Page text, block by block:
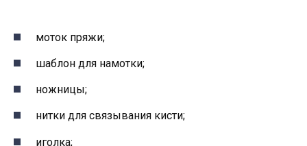
моток пряжи;
шаблон для намотки;
ножницы;
нитки для связывания кисти;
иголка;